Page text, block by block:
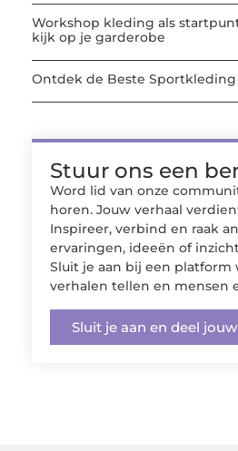
Workshop kleding als
kijk op je garderobe
Ontdek de Beste
Stuur ons een
Word lid van onze
horen. Jouw verhaal
Inspireer, verbind en raak
ervaringen, ideeën of
Sluit je aan bij een platform
verhalen tellen en mensen
Sluit je aan en deel